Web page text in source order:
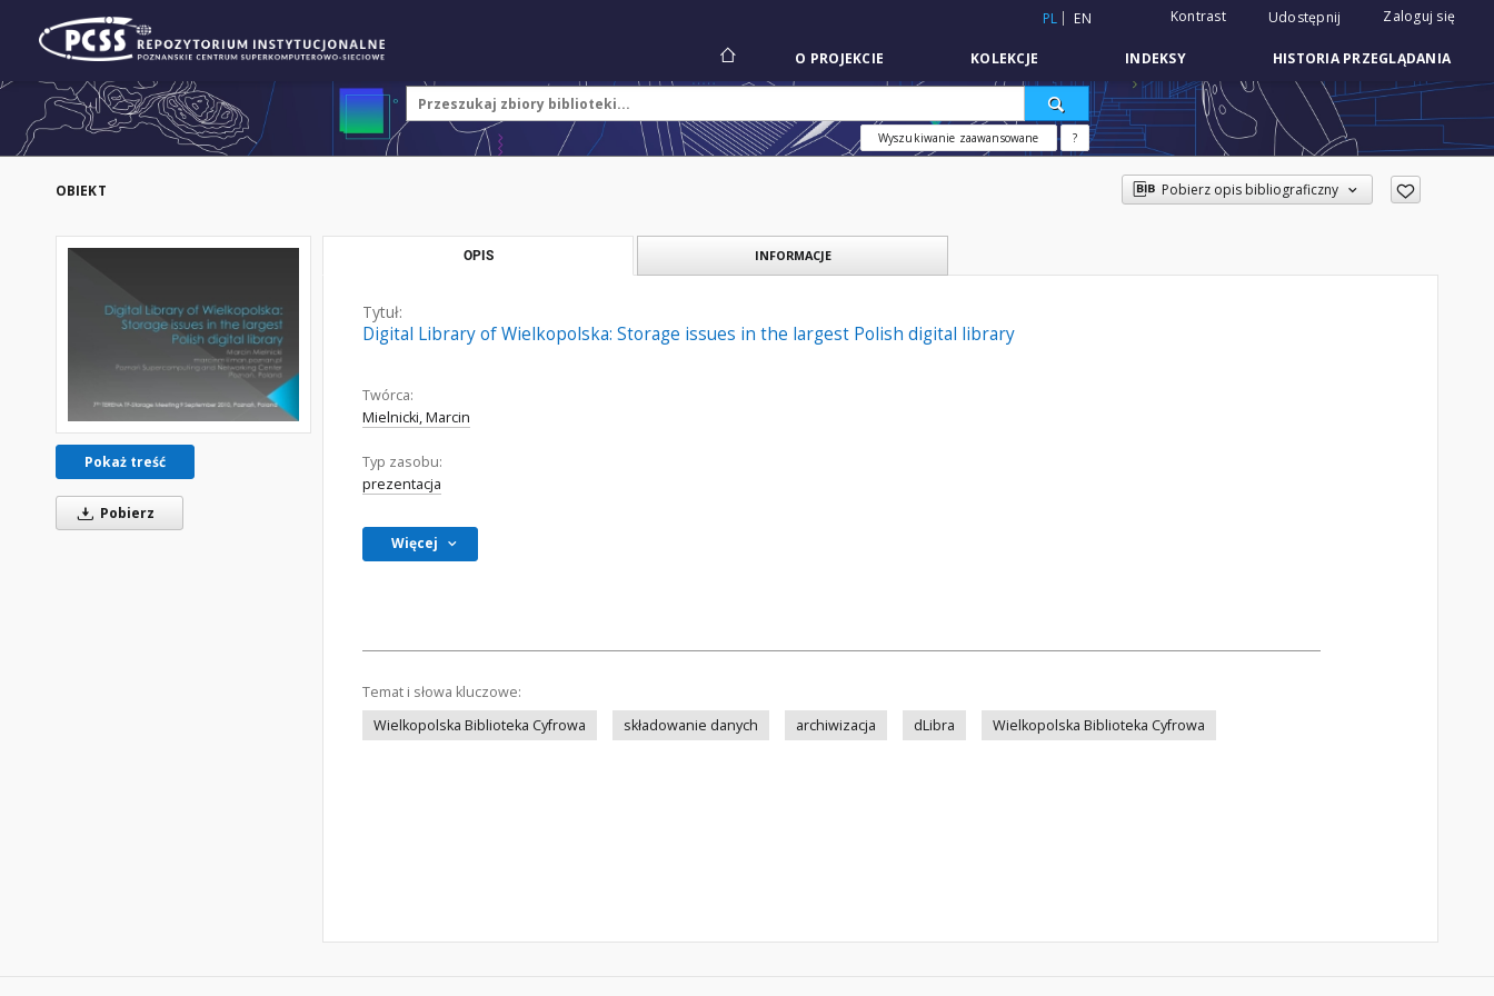
PL EN Kontrast Udostępnij Zaloguj się
O PROJEKCIE KOLEKCJE INDEKSY HISTORIA PRZEGLĄDANIA
Wyszukiwanie zaawansowane ?
OBIEKT Pobierz opis bibliograficzny
Pokaż treść
Pobierz
OPIS INFORMACJE
Tytuł:
Digital Library of Wielkopolska: Storage issues in the largest Polish digital library
Twórca:
Mielnicki, Marcin
Typ zasobu:
prezentacja
Więcej
Temat i słowa kluczowe:
Wielkopolska Biblioteka Cyfrowa
składowanie danych archiwizacja dLibra Wielkopolska Biblioteka Cyfrowa